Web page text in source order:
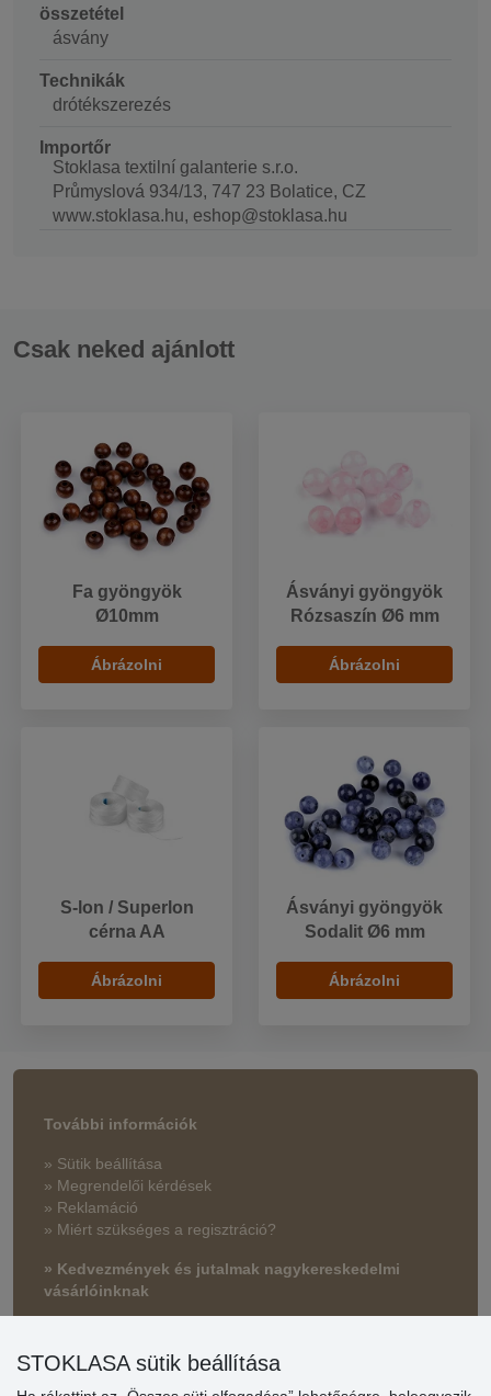
összetétel
ásvány
Technikák
drótékszerezés
Importőr
Stoklasa textilní galanterie s.r.o.
Průmyslová 934/13, 747 23 Bolatice, CZ
www.stoklasa.hu, eshop@stoklasa.hu
Csak neked ajánlott
Fa gyöngyök
Ø10mm
Ábrázolni
Ásványi gyöngyök
Rózsaszín Ø6 mm
Ábrázolni
S-lon / Superlon
cérna AA
Ábrázolni
Ásványi gyöngyök
Sodalit Ø6 mm
Ábrázolni
További információk
» Sütik beállítása
» Megrendelői kérdések
» Reklamáció
» Miért szükséges a regisztráció?
» Kedvezmények és jutalmak nagykereskedelmi
vásárlóinknak
STOKLASA sütik beállítása